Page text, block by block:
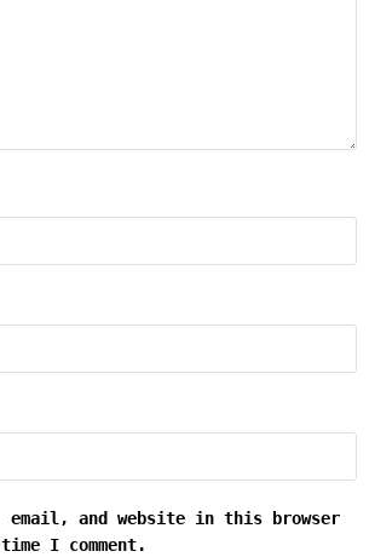
email, and website in this browser
I comment.